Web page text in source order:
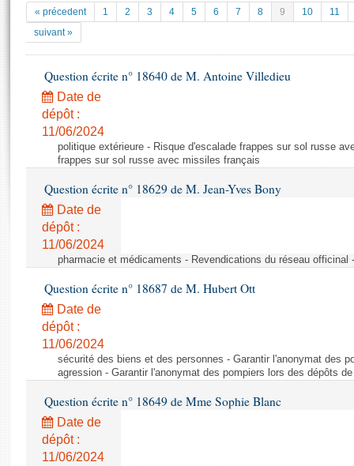
Documents parlementaires
Projets de loi
Propositions de loi
Amendements
Textes adoptés
Rapports d'information
Rapports législatifs
Rapports sur l'application des lois
Baromètre de l’application des lois
Dossiers législatifs
Budget et sécurité sociale
Questions écrites et orales
Comptes rendus des débats
Documents de référence
( Constitution | Règlement de l'Assemblée ... )
Histoire
Juniors
Anciennes législatures
Liens vers les sites publics
La Bibliothèque
Les archives
Photos libres de droit
« précedent 1 2 3 4 5 6 7 8 9 10
11
suivant »
Question écrite n° 18640 de M. Antoine Villedieu
Date de
dépôt :
11/06/2024
politique extérieure - Risque d'escalade frappes sur sol russe
frappes sur sol russe avec missiles français
Question écrite n° 18629 de M. Jean-Yves Bony
Date de
dépôt :
11/06/2024
pharmacie et médicaments - Revendications du réseau
Question écrite n° 18687 de M. Hubert Ott
Date de
dépôt :
11/06/2024
sécurité des biens et des personnes - Garantir l'anonymat des
agression - Garantir l'anonymat des pompiers lors des dépôts
Question écrite n° 18649 de Mme Sophie Blanc
Date de
dépôt :
11/06/2024